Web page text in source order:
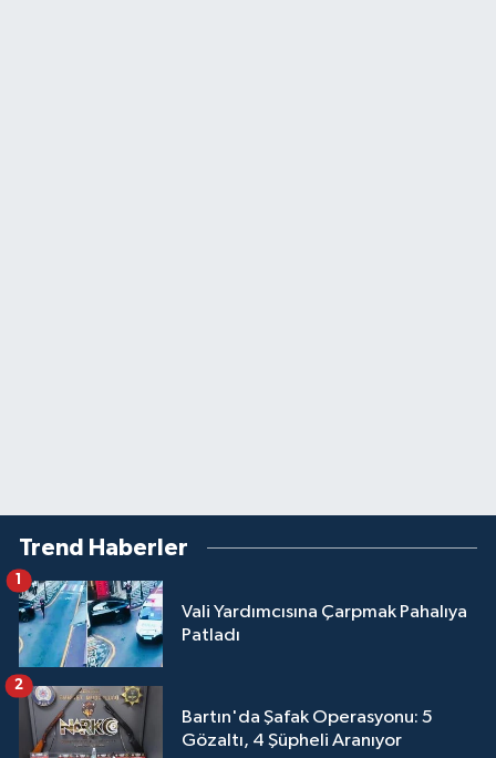
Trend Haberler
Vali Yardımcısına Çarpmak Pahalıya
Patladı
1
Bartın'da Şafak Operasyonu: 5
Gözaltı, 4 Şüpheli Aranıyor
2